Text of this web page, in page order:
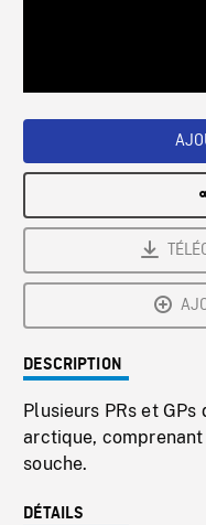
DESCRIPTION
Plusieurs PRs et
arctique,
souche.
DÉTAILS